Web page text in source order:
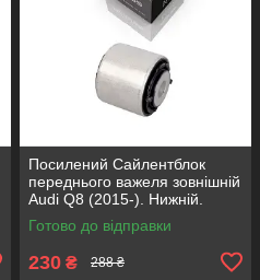
Посилений Сайлентблок
переднього важеля зовнішній
Audi Q8 (2015-). Нижній.
КОРЕЯ Acsuss! FE175192 ,
VKDS331087
Готово до відправки
230 ₴ 288 ₴